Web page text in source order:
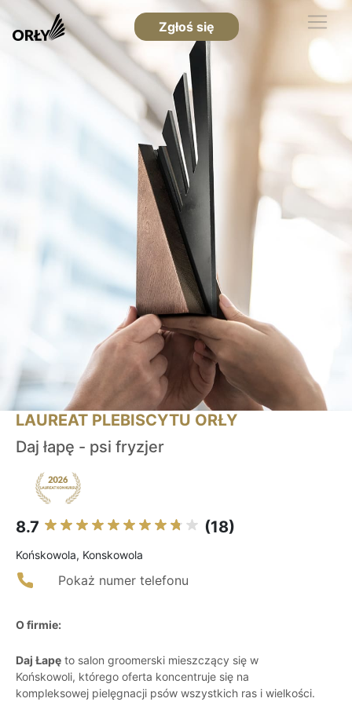
Zgłoś się
LAUREAT PLEBISCYTU ORŁY
Daj łapę - psi fryzjer
8.7 (18)
Końskowola, Konskowola
Pokaż numer telefonu
O firmie:
Daj Łapę to salon groomerski mieszczący się w
Końskowoli, którego oferta koncentruje się na
kompleksowej pielęgnacji psów wszystkich ras i wielkości.